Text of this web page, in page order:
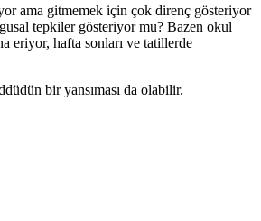
ama gitmemek için çok direnç gösteriyor
tepkiler gösteriyor mu? Bazen okul
eriyor, hafta sonları ve tatillerde
bir yansıması da olabilir.